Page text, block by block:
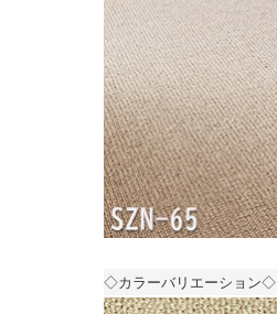
◇カラーバリエーション◇